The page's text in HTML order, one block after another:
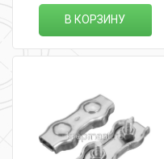
В КОРЗИНУ